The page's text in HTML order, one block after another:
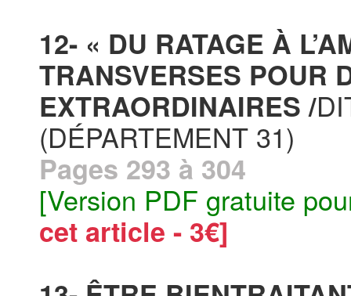
12- « DU RATAGE À
TRANSVERSES POUR
EXTRAORDINAIRES /
(DÉPARTEMENT 31)
Pages 293 à 304
[Version PDF gratuite
cet article - 3€]